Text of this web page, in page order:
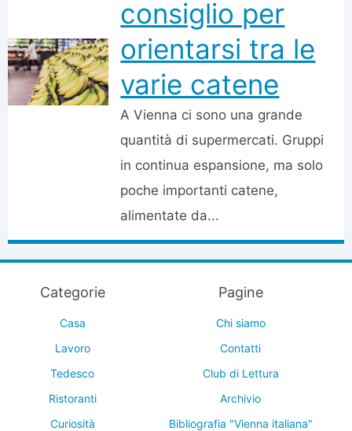
consiglio per
orientarsi tra le
varie catene
A Vienna ci sono una grande
quantità di supermercati. Gruppi
in continua espansione, ma solo
poche importanti catene,
alimentate da...
Categorie
Casa
Lavoro
Tedesco
Ristoranti
Curiosità
Pagine
Chi siamo
Contatti
Club di Lettura
Archivio
Bibliografia "Vienna italiana"